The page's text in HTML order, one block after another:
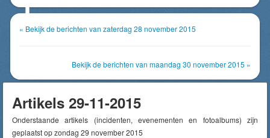
« Bekijk de berichten van zaterdag 28 november 2015
Bekijk de berichten van maandag 30 november 2015 »
Artikels 29-11-2015
Onderstaande artikels (incidenten, evenementen en fotoalbums) zijn
geplaatst op zondag 29 november 2015